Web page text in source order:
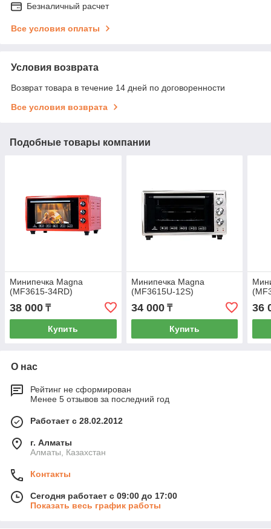
Безналичный расчет
Все условия оплаты
Условия возврата
Возврат товара в течение 14 дней по договоренности
Все условия возврата
Подобные товары компании
Минипечка Magna
(MF3615-34RD)
38 000 ₸
Купить
Минипечка Magna
(MF3615U-12S)
34 000₸
Купить
36
О нас
Рейтинг не сформирован
Менее 5 отзывов за последний год
Работает с 28.02.2012
г. Алматы
Алматы, Казахстан
Контакты
Сегодня работает с 09:00 до 17:00
Показать весь график работы